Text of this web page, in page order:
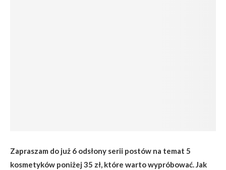
Zapraszam do już 6 odsłony serii postów na temat 5
kosmetyków poniżej 35 zł, które warto wypróbować. Jak